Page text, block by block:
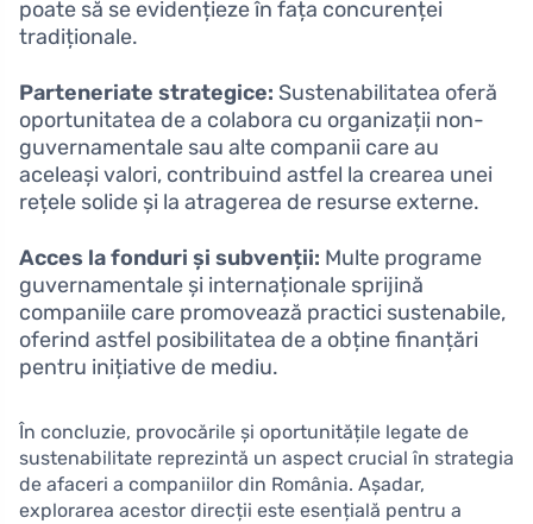
poate să se evidențieze în fața concurenței
tradiționale.
Parteneriate strategice: Sustenabilitatea oferă
oportunitatea de a colabora cu organizații non-
guvernamentale sau alte companii care au
aceleași valori, contribuind astfel la crearea unei
rețele solide și la atragerea de resurse externe.
Acces la fonduri și subvenții: Multe programe
guvernamentale și internaționale sprijină
companiile care promovează practici sustenabile,
oferind astfel posibilitatea de a obține finanțări
pentru inițiative de mediu.
În concluzie, provocările și oportunitățile legate de
sustenabilitate reprezintă un aspect crucial în strategia
de afaceri a companiilor din România. Așadar,
explorarea acestor direcții este esențială pentru a